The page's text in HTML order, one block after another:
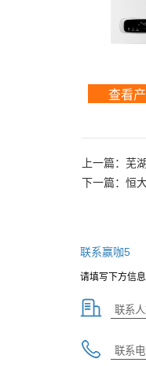
查看
上一篇： 芜
下一篇： 恒
联系赢咖5
请填写下方信